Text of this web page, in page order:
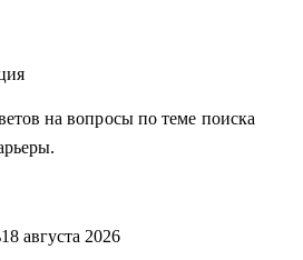
делаю за вас, делаю вместе с
на вопросы по теме поиска
18 августа 2026